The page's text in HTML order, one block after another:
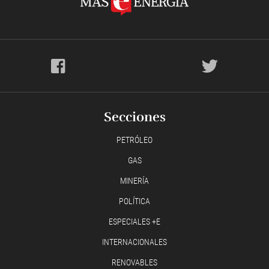
Secciones
PETRÓLEO
GAS
MINERÍA
POLÍTICA
ESPECIALES +E
INTERNACIONALES
RENOVABLES